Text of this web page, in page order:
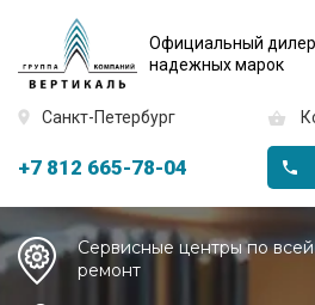
Официальный дилер
надежных марок
Санкт-Петербург
+7 812 665-78-04
Сервисные центры по
ремонт